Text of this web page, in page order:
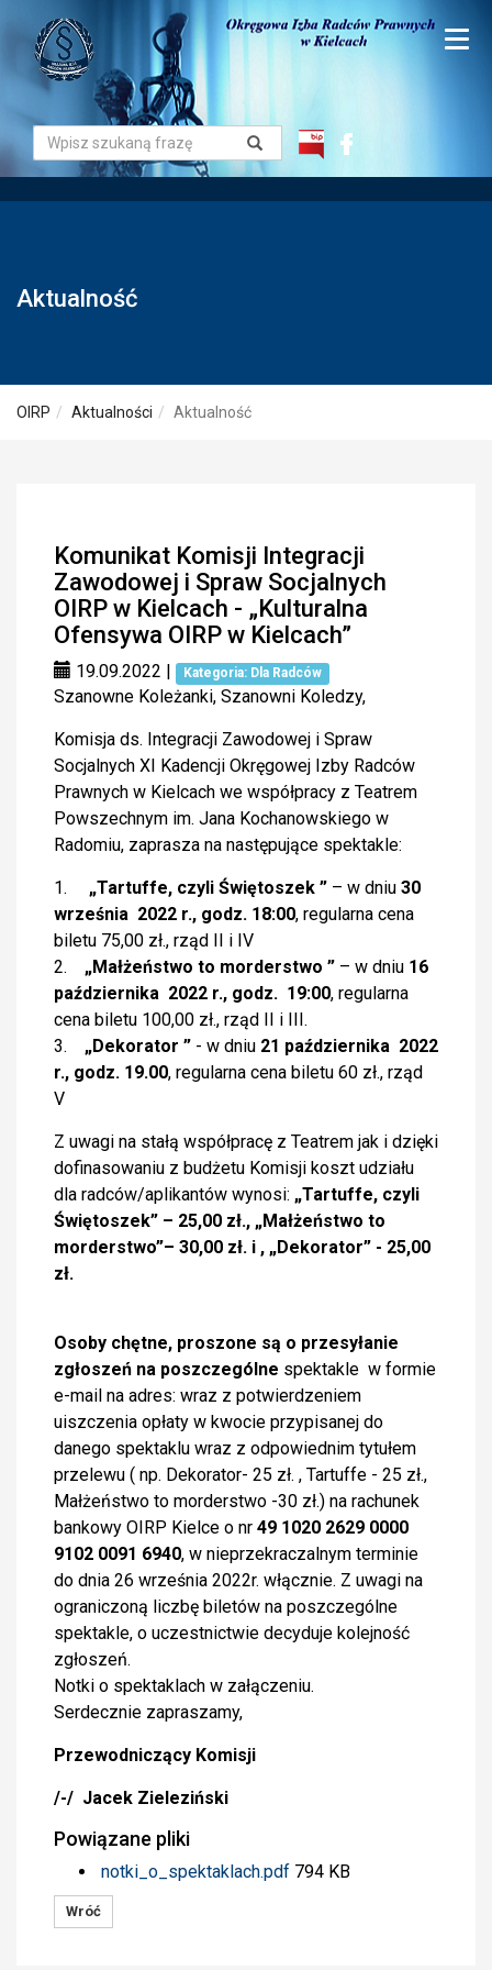
Aktualność
OIRP Aktualności Aktualność
Komunikat Komisji Integracji
Zawodowej i Spraw Socjalnych
OIRP w Kielcach - „Kulturalna
Ofensywa OIRP w Kielcach”
19.09.2022 | Kategoria: Dla Radców
Szanowne Koleżanki, Szanowni Koledzy,
Komisja ds. Integracji Zawodowej i Spraw
Socjalnych XI Kadencji Okręgowej Izby Radców
Prawnych w Kielcach we współpracy z Teatrem
Powszechnym im. Jana Kochanowskiego w
Radomiu, zaprasza na następujące spektakle:
1. „Tartuffe, czyli Świętoszek ” – w dniu 30
września 2022 r., godz. 18:00, regularna cena
biletu 75,00 zł., rząd II i IV
2.
„Małżeństwo to morderstwo ” – w dniu 16
października 2022 r., godz. 19:00, regularna
cena biletu 100,00 zł., rząd II i III.
3. „Dekorator ” - w dniu 21 października 2022
r., godz. 19.00, regularna cena biletu 60 zł., rząd
V
Z uwagi na stałą współpracę z Teatrem jak i dzięki
dofinasowaniu z budżetu Komisji koszt udziału
dla radców/aplikantów wynosi: „Tartuffe, czyli
Świętoszek” – 25,00 zł., „Małżeństwo to
morderstwo”– 30,00 zł. i , „Dekorator” - 25,00
zł.
Osoby chętne, proszone są o przesyłanie
zgłoszeń na poszczególne spektakle w formie
e-mail na adres: wraz z potwierdzeniem
uiszczenia opłaty w kwocie przypisanej do
danego spektaklu wraz z odpowiednim tytułem
przelewu ( np. Dekorator- 25 zł. , Tartuffe - 25 zł.,
Małżeństwo to morderstwo -30 zł.) na rachunek
bankowy OIRP Kielce o nr 49 1020 2629 0000
9102 0091 6940, w nieprzekraczalnym terminie
do dnia 26 września 2022r. włącznie. Z uwagi na
ograniczoną liczbę biletów na poszczególne
spektakle, o uczestnictwie decyduje kolejność
zgłoszeń.
Notki o spektaklach w załączeniu.
Serdecznie zapraszamy,
Przewodniczący Komisji
/-/ Jacek Zieleziński
Powiązane pliki
notki_o_spektaklach.pdf 794 KB
Wróć